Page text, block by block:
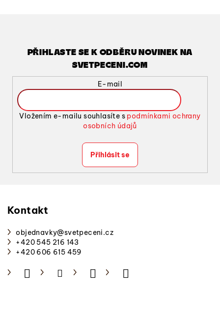
PŘIHLASTE SE K ODBĚRU NOVINEK NA
SVETPECENI.COM
E-mail
Vložením e-mailu souhlasíte s podmínkami ochrany
osobních údajů
Přihlásit se
Kontakt
objednavky@svetpeceni.cz
+420 545 216 143
+420 606 615 459